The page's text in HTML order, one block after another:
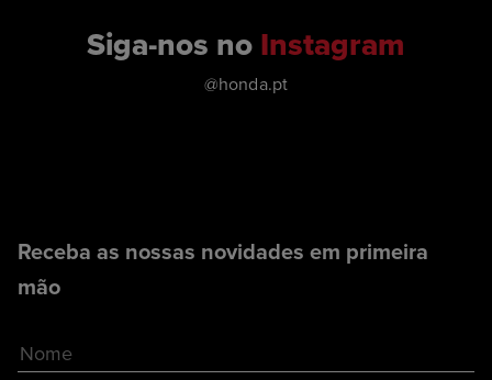
Siga-nos no Instagram
@honda.pt
Receba as nossas novidades em primeira
mão